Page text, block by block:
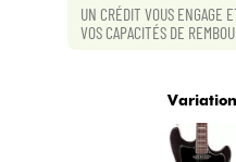
UN CRÉDIT VOUS ENGAGE
VOS CAPACITÉS DE